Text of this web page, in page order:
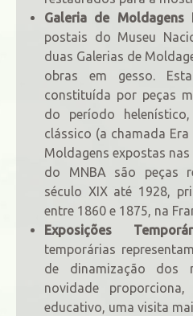
Galeria de Moldagens
postais do Museu
duas Galerias de
obras em gesso.
constituída por peças
do período
clássico (a chamada
Moldagens expostas
do MNBA são peças
século XIX até 1928,
entre 1860 e 1875, na
Exposições
temporárias
de dinamização dos
novidade
educativo, uma visita